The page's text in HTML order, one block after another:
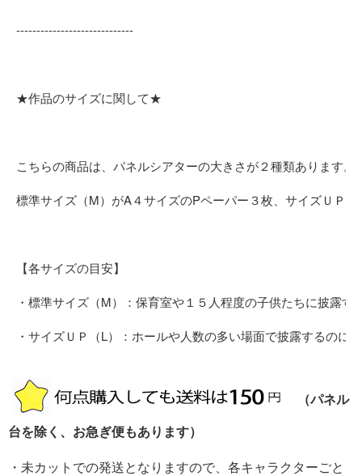
-----------------------------
★作品のサイズに関して★
こちらの商品は、パネルシアターの大きさが２種類あります。
標準サイズ（M）がA４サイズのPペーパー３枚、サイズＵＰ
【各サイズの目安】
・標準サイズ（M）：保育室や１５人程度の子供たちに披露す
・サイズＵＰ（L）：ホールや人数の多い場面で披露するのに
（パネル
台を除く、お急ぎ便もあります）
・未カットでの発送となりますので、各キャラクターごと